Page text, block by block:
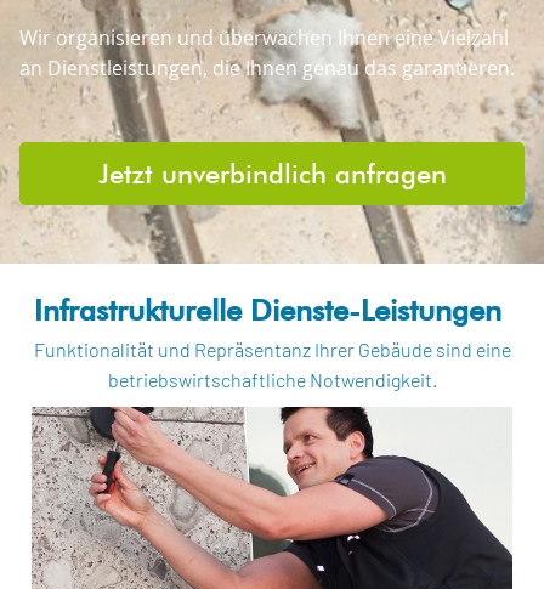
Wir organisieren und überwachen Ihnen eine Vielzahl
an Dienstleistungen, die Ihnen genau das garantieren.
Jetzt unverbindlich anfragen
Infrastrukturelle Dienste-Leistungen ​
Funktionalität und Repräsentanz Ihrer Gebäude sind eine
betriebswirtschaftliche Notwendigkeit.
Hausmeisterservice
Der Wert Ihrer Immobilie bleibt länger stabil, wenn das
Gebäude professionell in Ordnung gehalten wird. Die
Grundlagen dafür sind Sauberkeit, Sicherheit und